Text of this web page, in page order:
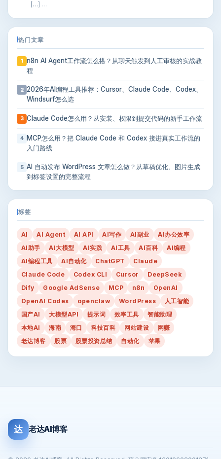
[…] …
热门文章
1
n8n AI Agent工作流怎么搭？从聊天触发到人工审核的实战教
程
2 2026年AI编程工具推荐：Cursor、Claude Code、Codex、
Windsurf怎么选
3 Claude Code怎么用？从安装、权限到提交代码的新手工作流
4 MCP怎么用？把 Claude Code 和 Codex 接进真实工作流的
入门路线
5 AI 自动发布 WordPress 文章怎么做？从草稿优化、图片生成
到标签设置的完整流程
标签
AI AI Agent AI API AI写作 AI副业
AI办公效率
AI助手
AI大模型 AI实践 AI工具 AI百科
AI编程
AI编程工具
AI自动化 ChatGPT
Claude
Claude Code
Codex CLI Cursor
DeepSeek
Dify
Google AdSense MCP n8n
OpenAI
OpenAI Codex
openclaw WordPress
人工智能
国产AI
大模型API 提示词 效率工具
智能助理
本地AI
海南 海口 科技百科 网站建设
网赚
老达博客
股票 股票投资总结 自动化 苹果
达 老达AI博客